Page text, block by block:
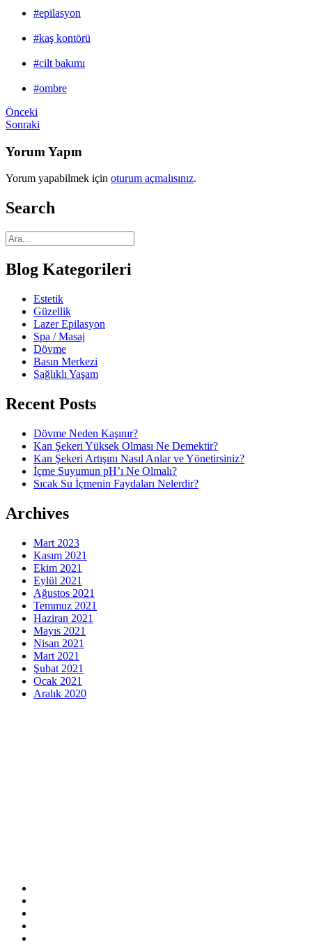
#epilasyon
#kaş kontörü
#cilt bakımı
#ombre
Önceki
Sonraki
Yorum Yapın
Yorum yapabilmek için oturum açmalısınız.
Search
Blog Kategorileri
Estetik
Güzellik
Lazer Epilasyon
Spa / Masaj
Dövme
Basın Merkezi
Sağlıklı Yaşam
Recent Posts
Dövme Neden Kaşınır?
Kan Şekeri Yüksek Olması Ne Demektir?
Kan Şekeri Artışını Nasıl Anlar ve Yönetirsiniz?
İçme Suyumun pH’ı Ne Olmalı?
Sıcak Su İçmenin Faydaları Nelerdir?
Archives
Mart 2023
Kasım 2021
Ekim 2021
Eylül 2021
Ağustos 2021
Temmuz 2021
Haziran 2021
Mayıs 2021
Nisan 2021
Mart 2021
Şubat 2021
Ocak 2021
Aralık 2020